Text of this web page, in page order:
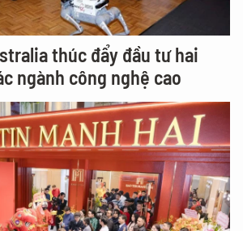
thúc đẩy đầu tư hai
ngành công nghệ cao